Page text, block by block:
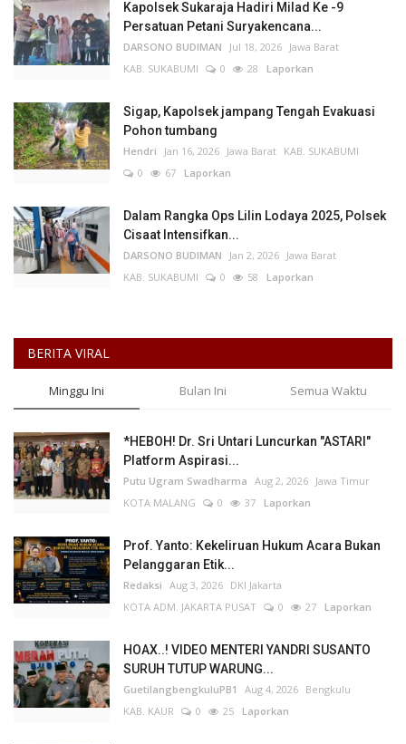
Kapolsek Sukaraja Hadiri Milad Ke -9
Persatuan Petani Suryakencana...
DARSONO BUDIMAN Jul 18, 2026 Jawa Barat
KAB. SUKABUMI
0 28 Laporkan
Sigap, Kapolsek jampang Tengah Evakuasi
Pohon tumbang
Hendri Jan 16, 2026 Jawa Barat KAB. SUKABUMI
0
67 Laporkan
Dalam Rangka Ops Lilin Lodaya 2025, Polsek
Cisaat Intensifkan...
DARSONO BUDIMAN Jan 2, 2026 Jawa Barat
KAB. SUKABUMI
0 58 Laporkan
BERITA VIRAL
Minggu Ini Bulan Ini Semua Waktu
*HEBOH! Dr. Sri Untari Luncurkan "ASTARI"
Platform Aspirasi...
Putu Ugram Swadharma Aug 2, 2026 Jawa Timur
KOTA MALANG
0 37 Laporkan
Prof. Yanto: Kekeliruan Hukum Acara Bukan
Pelanggaran Etik...
Redaksi Aug 3, 2026 DKI Jakarta
KOTA ADM. JAKARTA PUSAT
0 27 Laporkan
HOAX..! VIDEO MENTERI YANDRI SUSANTO
SURUH TUTUP WARUNG...
GuetilangbengkuluPB1 Aug 4, 2026 Bengkulu
KAB. KAUR
0 25 Laporkan